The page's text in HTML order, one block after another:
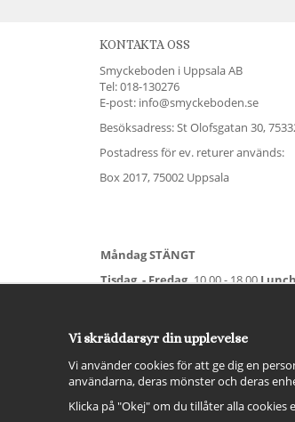
KONTAKTA OSS
Smyckeboden i Uppsala AB
Tel:018-130276
E-post: info@smyckeboden.se
Besöksadress: St Olofsgatan 30,
Postadress för ev. returer används:
Box 2017, 75002 Uppsala
Måndag STÄNGT
Tisdag - Fredag, 10.00 - 18.00
För avvikande öppettider:
Vi skräddarsyr din upplevelse
Vi använder cookies för att ge dig en
användarna, deras mönster och deras
Klicka på "Okej" om du tillåter alla